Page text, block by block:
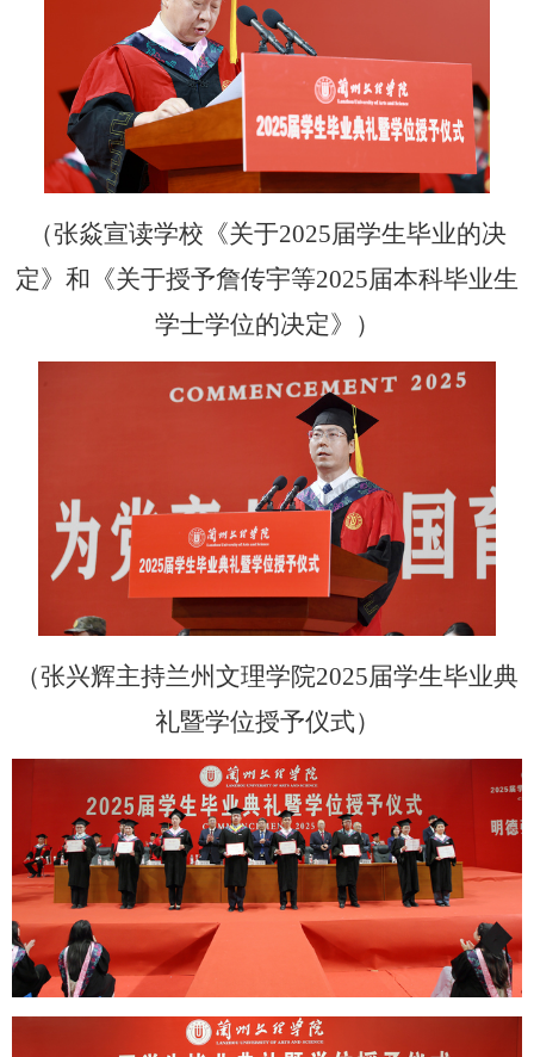
（张焱宣读学校《关于2025届学生毕业的决
定》和《关于授予詹传宇等2025届本科毕业生
学士学位的决定》）
（张兴辉主持兰州文理学院2025届学生毕业典
礼暨学位授予仪式）